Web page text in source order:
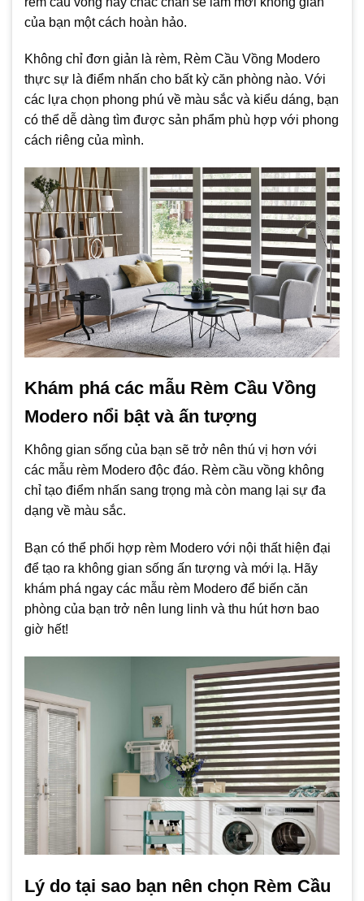
của bạn một cách hoàn hảo.
Không chỉ đơn giản là rèm, Rèm Cầu Vồng Modero
thực sự là điểm nhấn cho bất kỳ căn phòng nào. Với
các lựa chọn phong phú về màu sắc và kiểu dáng, bạn
có thể dễ dàng tìm được sản phẩm phù hợp với phong
cách riêng của mình.
Khám phá các mẫu Rèm Cầu Vồng
Modero nổi bật và ấn tượng
Không gian sống của bạn sẽ trở nên thú vị hơn với
các mẫu rèm Modero độc đáo. Rèm cầu vồng không
chỉ tạo điểm nhấn sang trọng mà còn mang lại sự đa
dạng về màu sắc.
Bạn có thể phối hợp rèm Modero với nội thất hiện đại
để tạo ra không gian sống ấn tượng và mới lạ. Hãy
khám phá ngay các mẫu rèm Modero để biến căn
phòng của bạn trở nên lung linh và thu hút hơn bao
giờ hết!
Lý do tại sao bạn nên chọn Rèm Cầu